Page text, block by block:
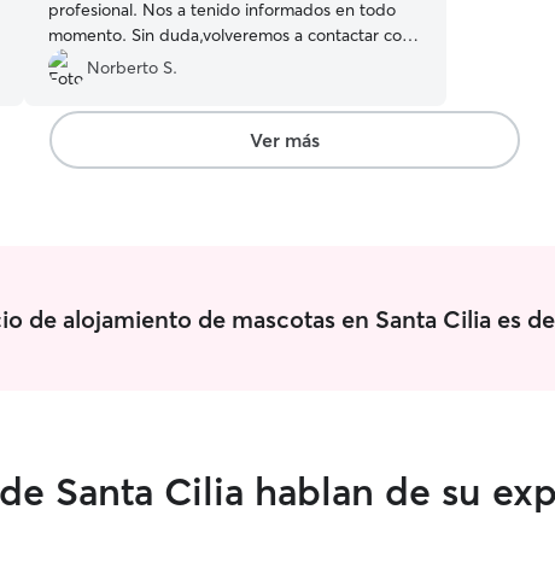
profesional. Nos a tenido informados en todo
momento. Sin duda,volveremos a contactar con
ella si necesitamos que cuiden de nuestra
peludita.
Norberto S.
Ver más
de alojamiento de mascotas en Santa Cilia es
Santa Cilia hablan de su